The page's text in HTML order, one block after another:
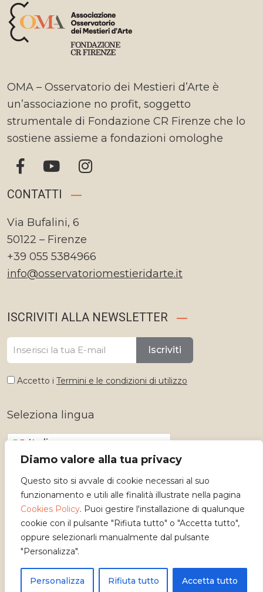
Diamo valore alla tua privacy
Questo sito si avvale di cookie necessari al suo
funzionamento e utili alle finalità illustrate nella pagina
Cookies Policy. Puoi gestire l'installazione di qualunque
cookie con il pulsante "Rifiuta tutto" o "Accetta tutto",
oppure selezionarli manualmente dal pulsante
"Personalizza".
Personalizza Rifiuta tutto Accetta tutto
OMA – Osservatorio dei Mestieri d’Arte è
un’associazione no profit, soggetto
strumentale di Fondazione CR Firenze che lo
sostiene assieme a fondazioni omologhe
CONTATTI
Via Bufalini, 6
50122 – Firenze
+39 055 5384966
info@osservatoriomestieridarte.it
ISCRIVITI ALLA NEWSLETTER
Iscriviti
Accetto i Termini e le condizioni di utilizzo
Seleziona lingua
Italiano
Copyright 2026 - Osservatorio dei Mestieri d'Arte